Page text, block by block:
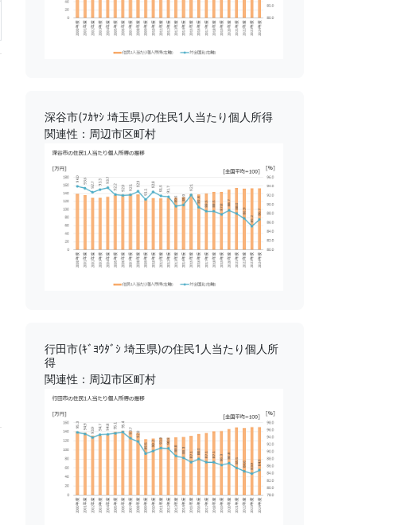
深谷市(ﾌｶﾔｼ 埼玉県)の住民1人当たり個人所得
関連性：周辺市区町村
行田市(ｷﾞﾖｳﾀﾞｼ 埼玉県)の住民1人当たり個人所
得
関連性：周辺市区町村